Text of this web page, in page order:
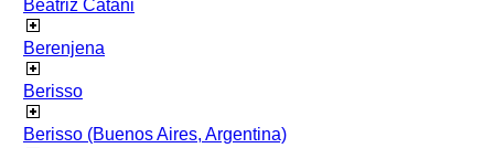
Beatriz Catani
Berenjena
Berisso
Berisso (Buenos Aires, Argentina)